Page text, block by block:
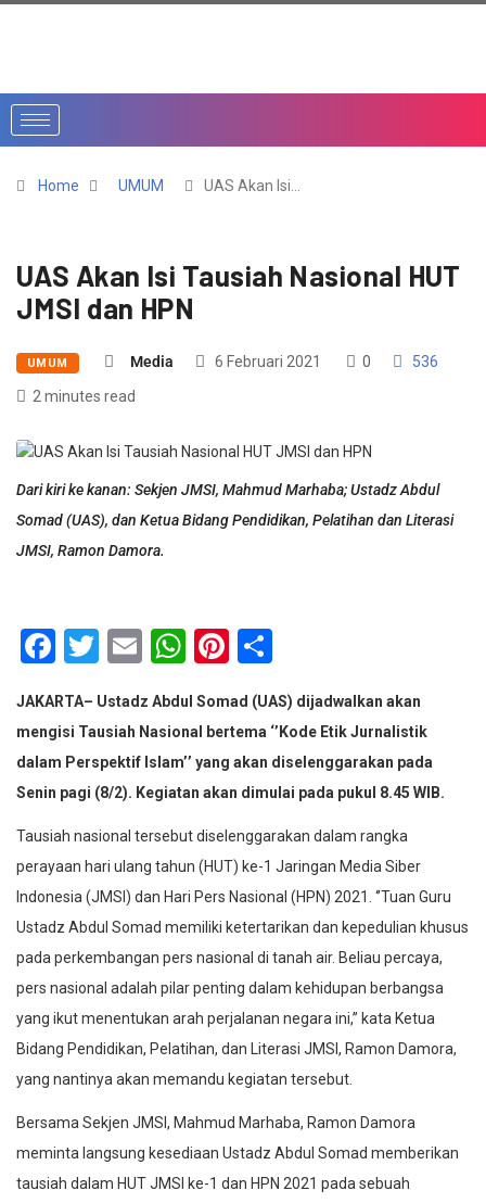
Home UMUM UAS Akan Isi…
UAS Akan Isi Tausiah Nasional HUT
JMSI dan HPN
UMUM Media 6 Februari 2021 0
536
2 minutes read
Dari kiri ke kanan: Sekjen JMSI, Mahmud Marhaba; Ustadz Abdul
Somad (UAS), dan Ketua Bidang Pendidikan, Pelatihan dan Literasi
JMSI, Ramon Damora.
Facebook
Twitter
EmailWhatsApp
Pinterest
JAKARTA– Ustadz Abdul Somad (UAS) dijadwalkan akan
mengisi Tausiah Nasional bertema ‘’Kode Etik Jurnalistik
dalam Perspektif Islam’’ yang akan diselenggarakan pada
Senin pagi (8/2). Kegiatan akan dimulai pada pukul 8.45 WIB.
Tausiah nasional tersebut diselenggarakan dalam rangka
perayaan hari ulang tahun (HUT) ke-1 Jaringan Media Siber
Indonesia (JMSI) dan Hari Pers Nasional (HPN) 2021. ‘’Tuan Guru
Ustadz Abdul Somad memiliki ketertarikan dan kepedulian khusus
pada perkembangan pers nasional di tanah air. Beliau percaya,
pers nasional adalah pilar penting dalam kehidupan berbangsa
yang ikut menentukan arah perjalanan negara ini,’’ kata Ketua
Bidang Pendidikan, Pelatihan, dan Literasi JMSI, Ramon Damora,
yang nantinya akan memandu kegiatan tersebut.
Bersama Sekjen JMSI, Mahmud Marhaba, Ramon Damora
meminta langsung kesediaan Ustadz Abdul Somad memberikan
tausiah dalam HUT JMSI ke-1 dan HPN 2021 pada sebuah